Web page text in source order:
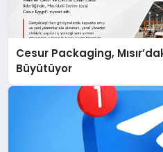
Cesur Packaging,
Büyütüyor